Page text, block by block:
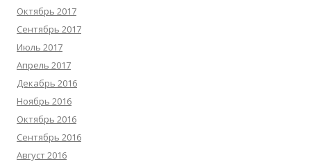
Октябрь 2017
Сентябрь 2017
Июль 2017
Апрель 2017
Декабрь 2016
Ноябрь 2016
Октябрь 2016
Сентябрь 2016
Август 2016